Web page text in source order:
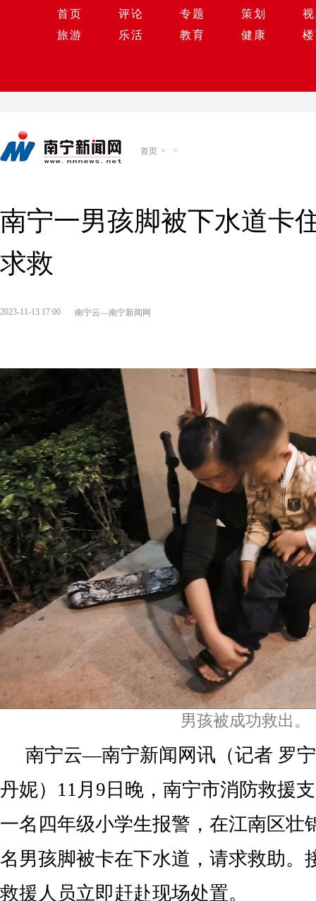
首页 评论 专题 策划
旅游
乐活 教育 健康
首页 > >
南宁一男孩脚被下水道卡
求救
2023-11-13 17:00 南宁云—南宁新闻网
男孩被成功救出。
南宁云—南宁新闻网讯（记者 罗
丹妮）11月9日晚，南宁市消防救援
一名四年级小学生报警，在江南区壮
名男孩脚被卡在下水道，请求救助。
救援人员立即赶赴现场处置。